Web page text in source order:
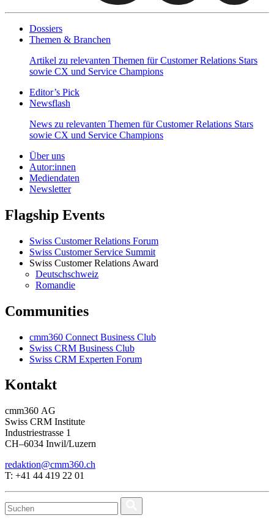
Dossiers
Themen & Branchen
Artikel zu relevanten Themen für Customer Relations Stars
sowie CX und Service Champions
Editor’s Pick
Newsflash
News zu relevanten Themen für Customer Relations Stars
sowie CX und Service Champions
Über uns
Autor:innen
Mediendaten
Newsletter
Flagship Events
Swiss Customer Relations Forum
Swiss Customer Service Summit
Swiss Customer Relations Award
Deutschschweiz
Romandie
Communities
cmm360 Connect Business Club
Swiss CRM Business Club
Swiss CRM Experten Forum
Kontakt
cmm360 AG
Swiss CRM Institute
Industriestrasse 1
CH–6034 Inwil/Luzern
redaktion@cmm360.ch
T: +41 44 419 22 01